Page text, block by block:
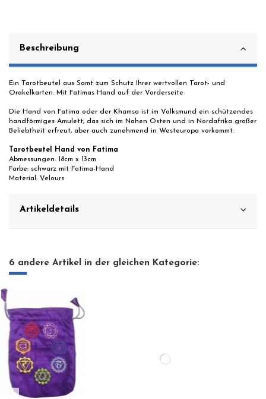
Beschreibung
Ein Tarotbeutel aus Samt zum Schutz Ihrer wertvollen Tarot- und
Orakelkarten. Mit Fatimas Hand auf der Vorderseite
Die Hand von Fatima oder der Khamsa ist im Volksmund ein schützendes
handförmiges Amulett, das sich im Nahen Osten und in Nordafrika großer
Beliebtheit erfreut, aber auch zunehmend in Westeuropa vorkommt.
Tarotbeutel Hand von Fatima
Abmessungen: 18cm x 13cm
Farbe: schwarz mit Fatima-Hand
Material: Velours
Artikeldetails
6 andere Artikel in der gleichen Kategorie: